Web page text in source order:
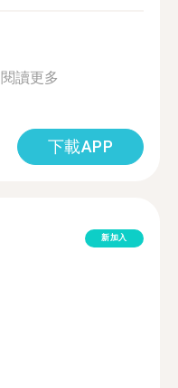
閱讀更多
下載APP
新加入